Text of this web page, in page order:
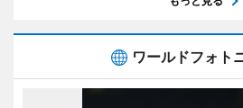
ワールドフォト